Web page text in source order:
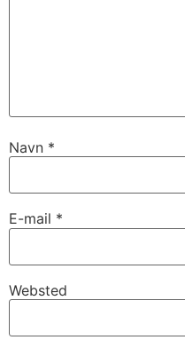
Navn *
E-mail *
Websted